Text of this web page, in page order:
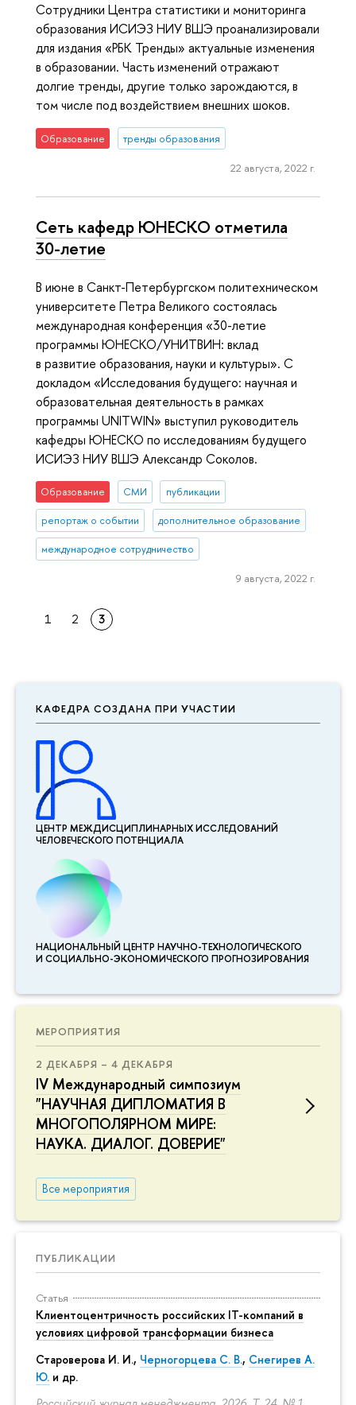
КАФЕДРА СОЗДАНА ПРИ УЧАСТИИ
ЦЕНТР МЕЖДИСЦИПЛИНАР­НЫХ ИССЛЕДОВАНИЙ
ЧЕЛОВЕЧЕСКОГО ПОТЕНЦИАЛА
НАЦИОНАЛЬНЫЙ ЦЕНТР НАУЧНО-ТЕХНОЛОГИЧЕСКОГО
И СОЦИАЛЬНО-ЭКОНОМИЧЕСКОГО ПРОГНОЗИРОВАНИЯ
МЕРОПРИЯТИЯ
2 ДЕКАБРЯ – 4 ДЕКАБРЯ
IV Международный симпозиум
"НАУЧНАЯ ДИПЛОМАТИЯ В
МНОГОПОЛЯРНОМ МИРЕ:
НАУКА. ДИАЛОГ. ДОВЕРИЕ"
Все мероприятия
ПУБЛИКАЦИИ
Статья
Клиентоцентричность российских IT-компаний в
условиях цифровой трансформации бизнеса
Староверова И. И., Черногорцева С. В., Снегирев А.
Ю. и др.
Сотрудники Центра статистики и мониторинга
образования ИСИЭЗ НИУ ВШЭ проанализировали
для издания «РБК Тренды» актуальные изменения
в образовании. Часть изменений отражают
долгие тренды, другие только зарождаются, в
том числе под воздействием внешних шоков.
Образование тренды образования
22 августа, 2022 г.
Сеть кафедр ЮНЕСКО отметила
30-летие
В июне в Санкт-Петербургском политехническом
университете Петра Великого состоялась
международная конференция «30-летие
программы ЮНЕСКО/УНИТВИН: вклад
в развитие образования, науки и культуры». С
докладом «Исследования будущего: научная и
образовательная деятельность в рамках
программы UNITWIN» выступил руководитель
кафедры ЮНЕСКО по исследованиям будущего
ИСИЭЗ НИУ ВШЭ Александр Соколов.
Образование СМИ публикации
репортаж о событии дополнительное образование
международное сотрудничество
9 августа, 2022 г.
1 2 3